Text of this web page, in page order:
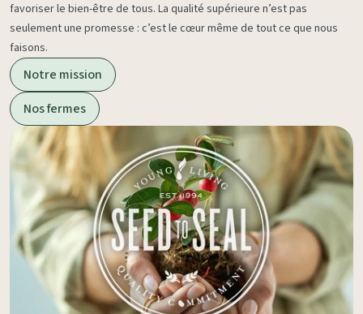
favoriser le bien-être de tous. La qualité supérieure n’est pas
seulement une promesse : c’est le cœur même de tout ce que nous
faisons.
Notre mission
Nos fermes